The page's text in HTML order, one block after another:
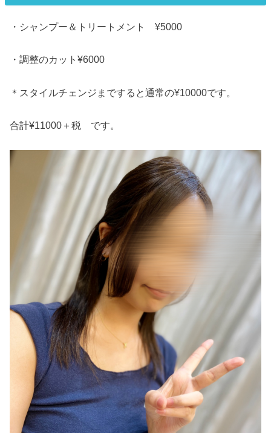
・シャンプー＆トリートメント ¥5000
・調整のカット¥6000
＊スタイルチェンジまですると通常の¥10000です。
合計¥11000＋税 です。